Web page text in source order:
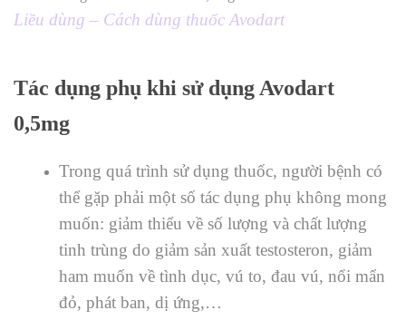
Liều dùng – Cách dùng thuốc Avodart
Tác dụng phụ khi sử dụng Avodart
0,5mg
Trong quá trình sử dụng thuốc, người bệnh có
thể gặp phải một số tác dụng phụ không mong
muốn: giảm thiểu về số lượng và chất lượng
tinh trùng do giảm sản xuất testosteron, giảm
ham muốn về tình dục, vú to, đau vú, nổi mẩn
đỏ, phát ban, dị ứng,…